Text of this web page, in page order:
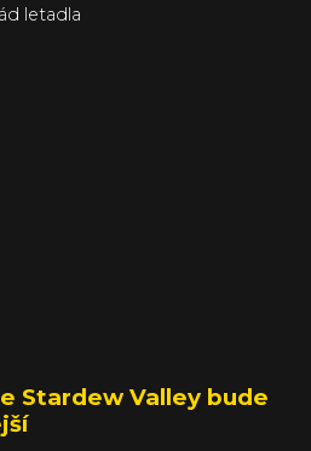
letadla
Stardew Valley bude